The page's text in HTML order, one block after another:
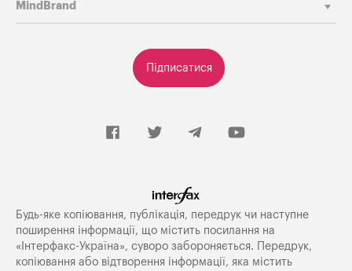
Підписатися
MindBrand
Будь-яке копiювання, публiкацiя, передрук чи наступне
поширення iнформацiї, що мiстить посилання на
«Iнтерфакс-Україна», суворо забороняється. Передрук,
копіювання або відтворення інформації, яка містить